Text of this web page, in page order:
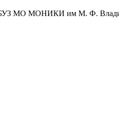
ГБУЗ МО МОНИКИ им М. Ф.